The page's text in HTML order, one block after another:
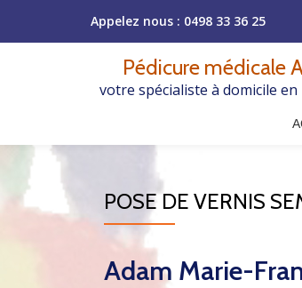
Aller
Appelez nous : 0498 33 36 25
Pédicure médicale
votre spécialiste à domicile
POSE DE VERNIS
Adam Marie-